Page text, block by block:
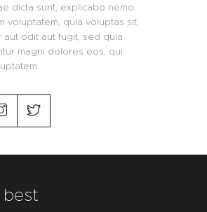
dicta sunt, explicabo nemo.
voluptatem, quia voluptas sit,
aut odit aut fugit, sed quia
magni dolores eos, qui
best